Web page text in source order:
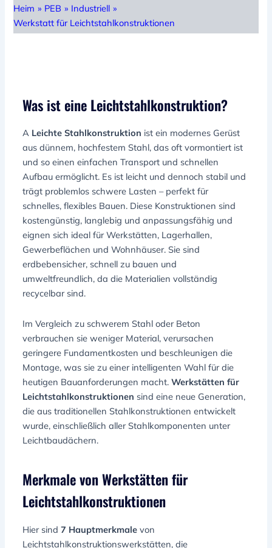
Heim » PEB » Industriell »
Werkstatt für Leichtstahlkonstruktionen
Was ist eine Leichtstahlkonstruktion?
A Leichte Stahlkonstruktion ist ein modernes Gerüst
aus dünnem, hochfestem Stahl, das oft vormontiert ist
und so einen einfachen Transport und schnellen
Aufbau ermöglicht. Es ist leicht und dennoch stabil und
trägt problemlos schwere Lasten – perfekt für
schnelles, flexibles Bauen. Diese Konstruktionen sind
kostengünstig, langlebig und anpassungsfähig und
eignen sich ideal für Werkstätten, Lagerhallen,
Gewerbeflächen und Wohnhäuser. Sie sind
erdbebensicher, schnell zu bauen und
umweltfreundlich, da die Materialien vollständig
recycelbar sind.
Im Vergleich zu schwerem Stahl oder Beton
verbrauchen sie weniger Material, verursachen
geringere Fundamentkosten und beschleunigen die
Montage, was sie zu einer intelligenten Wahl für die
heutigen Bauanforderungen macht.Werkstätten für
Leichtstahlkonstruktionen sind eine neue Generation,
die aus traditionellen Stahlkonstruktionen entwickelt
wurde, einschließlich aller Stahlkomponenten unter
Leichtbaudächern.
Merkmale von Werkstätten für
Leichtstahlkonstruktionen
Hier sind7 Hauptmerkmale von
Leichtstahlkonstruktionswerkstätten, die